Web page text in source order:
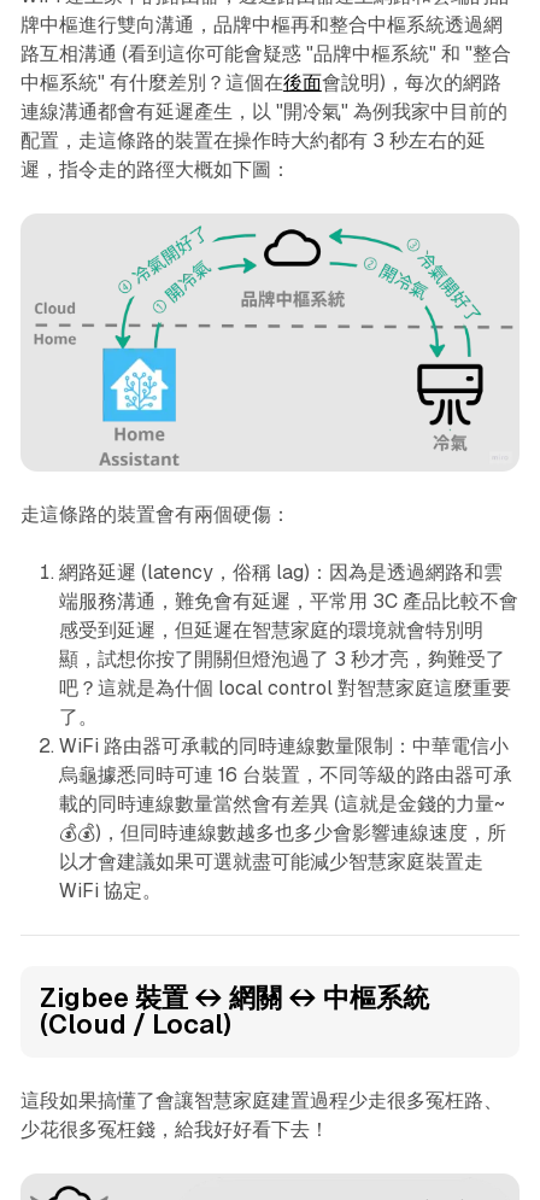
牌中樞進行雙向溝通，品牌中樞再和整合中樞系統透過網
路互相溝通 (看到這你可能會疑惑 "品牌中樞系統" 和 "整合
中樞系統" 有什麼差別？這個在後面會說明)，每次的網路
連線溝通都會有延遲產生，以 "開冷氣" 為例我家中目前的
配置，走這條路的裝置在操作時大約都有 3 秒左右的延
遲，指令走的路徑大概如下圖：
走這條路的裝置會有兩個硬傷：
網路延遲 (latency，俗稱 lag)：因為是透過網路和雲
端服務溝通，難免會有延遲，平常用 3C 產品比較不會
感受到延遲，但延遲在智慧家庭的環境就會特別明
顯，試想你按了開關但燈泡過了 3 秒才亮，夠難受了
吧？這就是為什個 local control 對智慧家庭這麼重要
了。
WiFi 路由器可承載的同時連線數量限制：中華電信小
烏龜據悉同時可連 16 台裝置，不同等級的路由器可承
載的同時連線數量當然會有差異 (這就是金錢的力量~
💰💰)，但同時連線數越多也多少會影響連線速度，所
以才會建議如果可選就盡可能減少智慧家庭裝置走
WiFi 協定。
Zigbee 裝置 ↔️ 網關 ↔️ 中樞系統
(Cloud / Local)
這段如果搞懂了會讓智慧家庭建置過程少走很多冤枉路、
少花很多冤枉錢，給我好好看下去！